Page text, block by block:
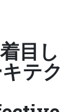
目し
テク